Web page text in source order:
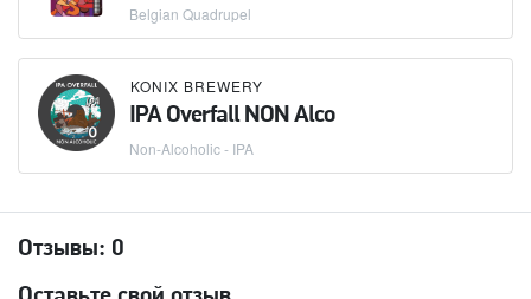
Belgian Quadrupel
KONIX BREWERY
IPA Overfall NON Alco
Non-Alcoholic - IPA
Отзывы: 0